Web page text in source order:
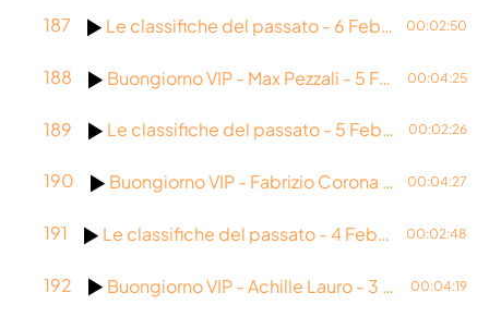
187 Le classifiche del passato - 6 Febbraio 2026 00:02:50
188 Buongiorno VIP - Max Pezzali - 5 Febbraio 2026 00:04:25
189 Le classifiche del passato - 5 Febbraio 2026 00:02:26
190 Buongiorno VIP - Fabrizio Corona - 4 Febbraio 2026 00:04:27
191 Le classifiche del passato - 4 Febbraio 2026 00:02:48
192 Buongiorno VIP - Achille Lauro - 3 Febbraio 2026 00:04:19